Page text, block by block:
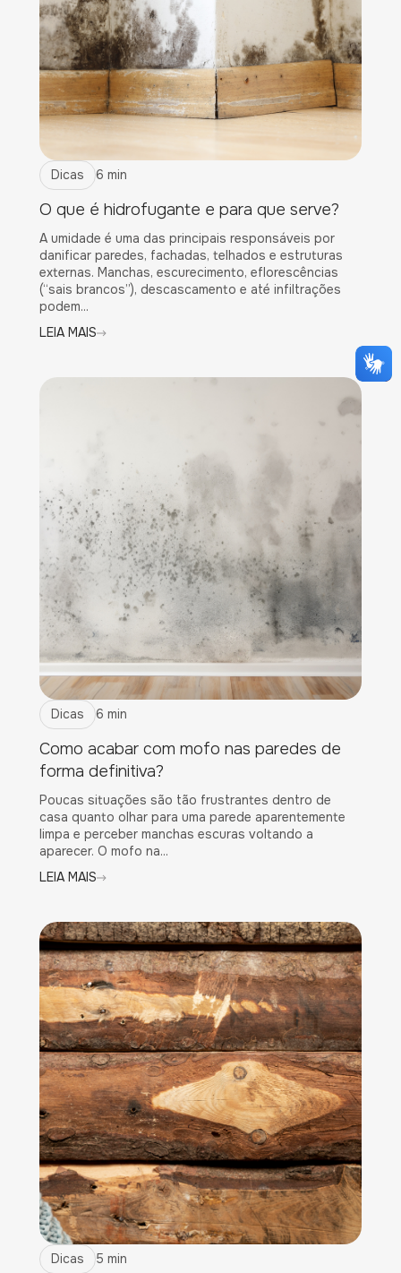
Dicas 6 min
O que é hidrofugante e para que serve?
A umidade é uma das principais responsáveis por
danificar paredes, fachadas, telhados e estruturas
externas. Manchas, escurecimento, eflorescências
(“sais brancos”), descascamento e até infiltrações
podem...
LEIA MAIS
Dicas 6 min
Como acabar com mofo nas paredes de
forma definitiva?
Poucas situações são tão frustrantes dentro de
casa quanto olhar para uma parede aparentemente
limpa e perceber manchas escuras voltando a
aparecer. O mofo na...
LEIA MAIS
Dicas 5 min